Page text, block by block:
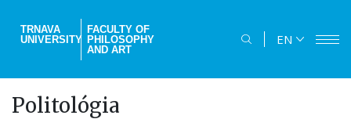
main
TRNAVA
UNIVERSITY
FACULTY OF
PHILOSOPHY
AND ART
EN
Politológia